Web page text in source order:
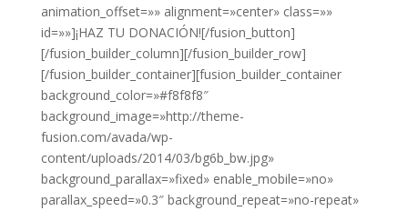
animation_offset=»» alignment=»center» class=»»
id=»»]¡HAZ TU DONACIÓN![/fusion_button]
[/fusion_builder_column][/fusion_builder_row]
[/fusion_builder_container][fusion_builder_container
background_color=»#f8f8f8″
background_image=»http://theme-
fusion.com/avada/wp-
content/uploads/2014/03/bg6b_bw.jpg»
background_parallax=»fixed» enable_mobile=»no»
parallax_speed=»0.3″ background_repeat=»no-repeat»